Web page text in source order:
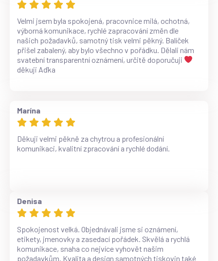
Velmi jsem byla spokojená, pracovnice milá, ochotná,
výborná komunikace, rychlé zapracování změn dle
našich požadavků, samotný tisk velmi pěkný. Balíček
přišel zabalený, aby bylo všechno v pořádku. Dělali nám
svatební transparentní oznámení, určitě doporučuji
děkuji Aďka
Marína
Děkuji velmi pěkně za chytrou a profesionální
komunikaci, kvalitní zpracování a rychlé dodání.
Denisa
Spokojenost velká. Objednávali jsme si oznámení,
etikety, jmenovky a zasedací pořádek. Skvělá a rychlá
komunikace, snaha co nejvíce vyhovět našim
požadavkům. Kvalita a design samotných tiskovin také